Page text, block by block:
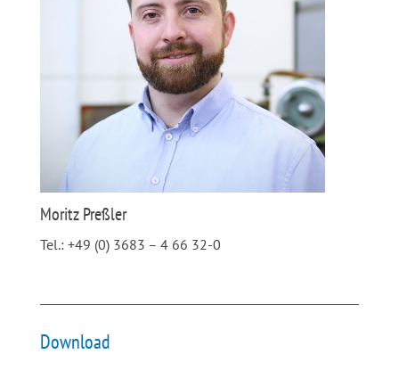
Moritz Preßler
Tel.: +49 (0) 3683 – 4 66 32-0
Download